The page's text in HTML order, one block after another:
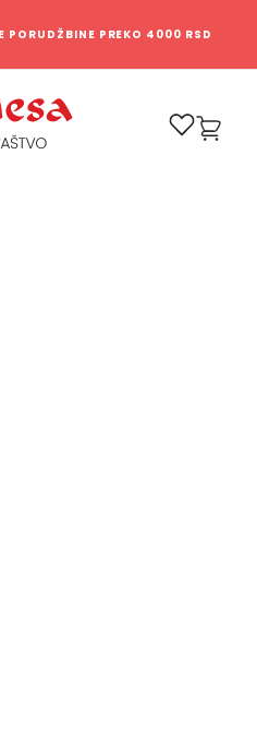
PORUDŽBINE PREKO 4000 RSD